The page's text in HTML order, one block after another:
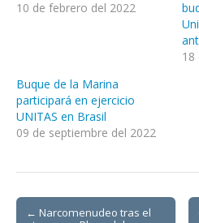
10 de febrero del 2022
18
Buque de la Marina
participará en ejercicio
UNITAS en Brasil
09 de septiembre del 2022
Post
← Narcomenudeo tras el